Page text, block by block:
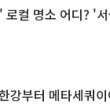
컬 명소 어디? '서울
터 메타세쿼이아 숲길